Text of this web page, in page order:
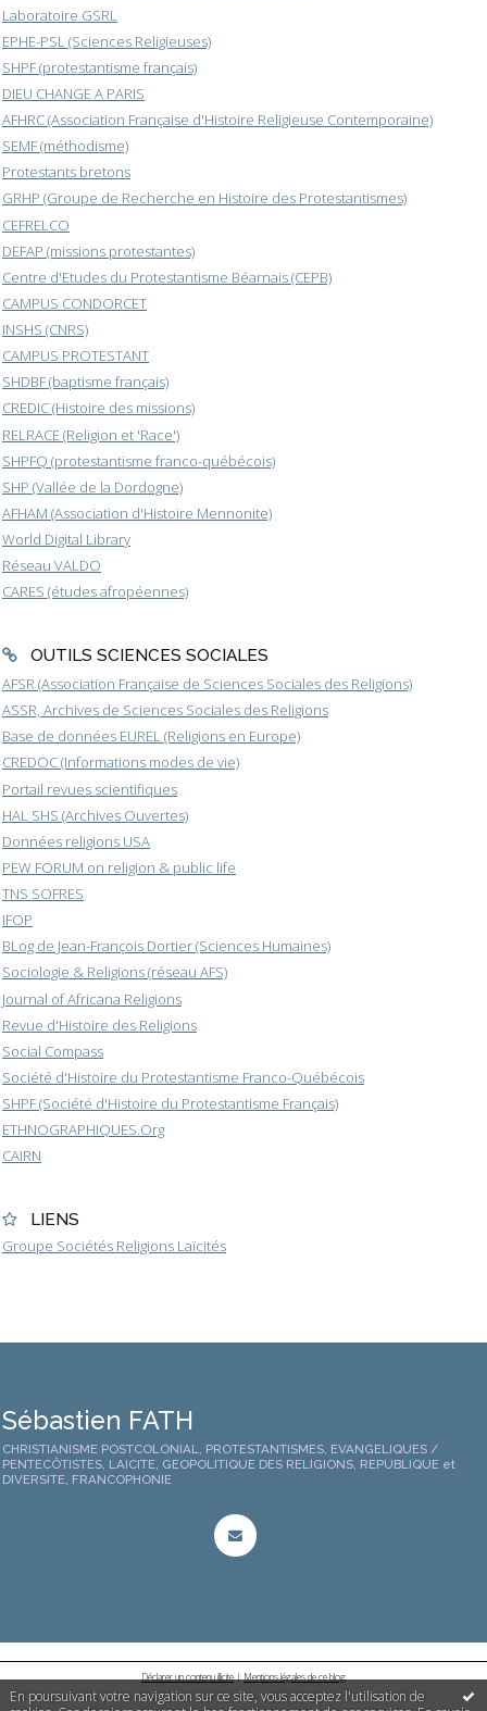
En poursuivant votre navigation sur ce site, vous acceptez l'utilisation de
Laboratoire GSRL
EPHE-PSL (Sciences Religieuses)
SHPF (protestantisme français)
DIEU CHANGE A PARIS
AFHRC (Association Française d'Histoire Religieuse Contemporaine)
SEMF (méthodisme)
Protestants bretons
GRHP (Groupe de Recherche en Histoire des Protestantismes)
CEFRELCO
DEFAP (missions protestantes)
Centre d'Etudes du Protestantisme Béarnais (CEPB)
CAMPUS CONDORCET
INSHS (CNRS)
CAMPUS PROTESTANT
SHDBF (baptisme français)
CREDIC (Histoire des missions)
RELRACE (Religion et 'Race')
SHPFQ (protestantisme franco-québécois)
SHP (Vallée de la Dordogne)
AFHAM (Association d'Histoire Mennonite)
World Digital Library
Réseau VALDO
CARES (études afropéennes)
OUTILS SCIENCES SOCIALES
AFSR (Association Française de Sciences Sociales des Religions)
ASSR, Archives de Sciences Sociales des Religions
Base de données EUREL (Religions en Europe)
CREDOC (Informations modes de vie)
Portail revues scientifiques
HAL SHS (Archives Ouvertes)
Données religions USA
PEW FORUM on religion & public life
TNS SOFRES
IFOP
BLog de Jean-François Dortier (Sciences Humaines)
Sociologie & Religions (réseau AFS)
Journal of Africana Religions
Revue d'Histoire des Religions
Social Compass
Société d'Histoire du Protestantisme Franco-Québécois
SHPF (Société d'Histoire du Protestantisme Français)
ETHNOGRAPHIQUES.Org
CAIRN
LIENS
Groupe Sociétés Religions Laïcités
Sébastien FATH
CHRISTIANISME POSTCOLONIAL, PROTESTANTISMES, EVANGELIQUES /
PENTECÔTISTES, LAICITE, GEOPOLITIQUE DES RELIGIONS, REPUBLIQUE et
DIVERSITE, FRANCOPHONIE
Déclarer un contenu illicite|Mentions légales de ce blog